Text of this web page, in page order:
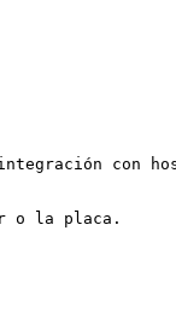
con
o la placa.